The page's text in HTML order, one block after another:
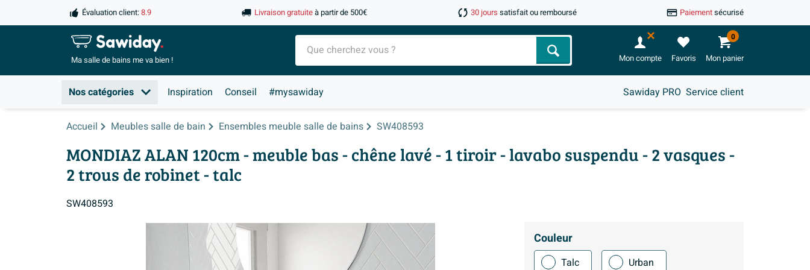
Évaluation client:8.9 Livraison gratuiteà partir de 500€ 30 jours satisfait ou remboursé Paiementsécurisé
Ma salle debains me va bien ! Chercher Mon compte Favoris Mon panier
0
Nos catégories Inspiration Conseil #mysawiday Sawiday PRO Service client
Accueil Meubles salle de bain Ensembles meuble salle de bains SW408593
MONDIAZ ALAN 120cm - meuble bas - chêne lavé - 1 tiroir - lavabo suspendu - 2 vasques -
2 trous de robinet - talc
SW408593
Couleur
Talc Urban